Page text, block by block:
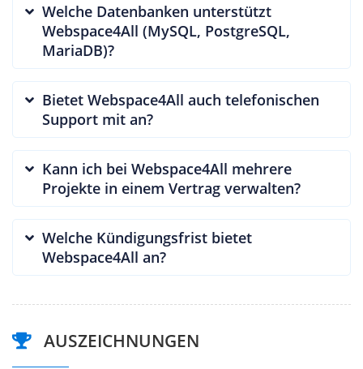
Welche Datenbanken unterstützt
Webspace4All (MySQL, PostgreSQL,
MariaDB)?
Bietet Webspace4All auch telefonischen
Support mit an?
Kann ich bei Webspace4All mehrere
Projekte in einem Vertrag verwalten?
Welche Kündigungsfrist bietet
Webspace4All an?
AUSZEICHNUNGEN